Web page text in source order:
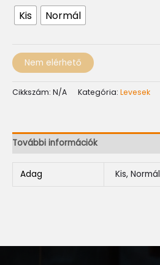
Kis Normál
Nem elérhető
Cikkszám: N/A Kategória: Levesek
További információk
Adag Kis, Normál